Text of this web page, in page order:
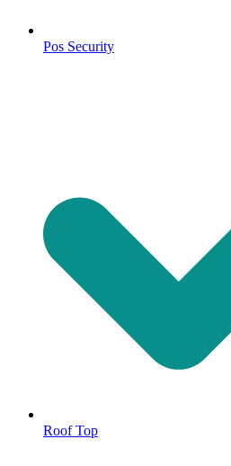
Pos Security
Roof Top